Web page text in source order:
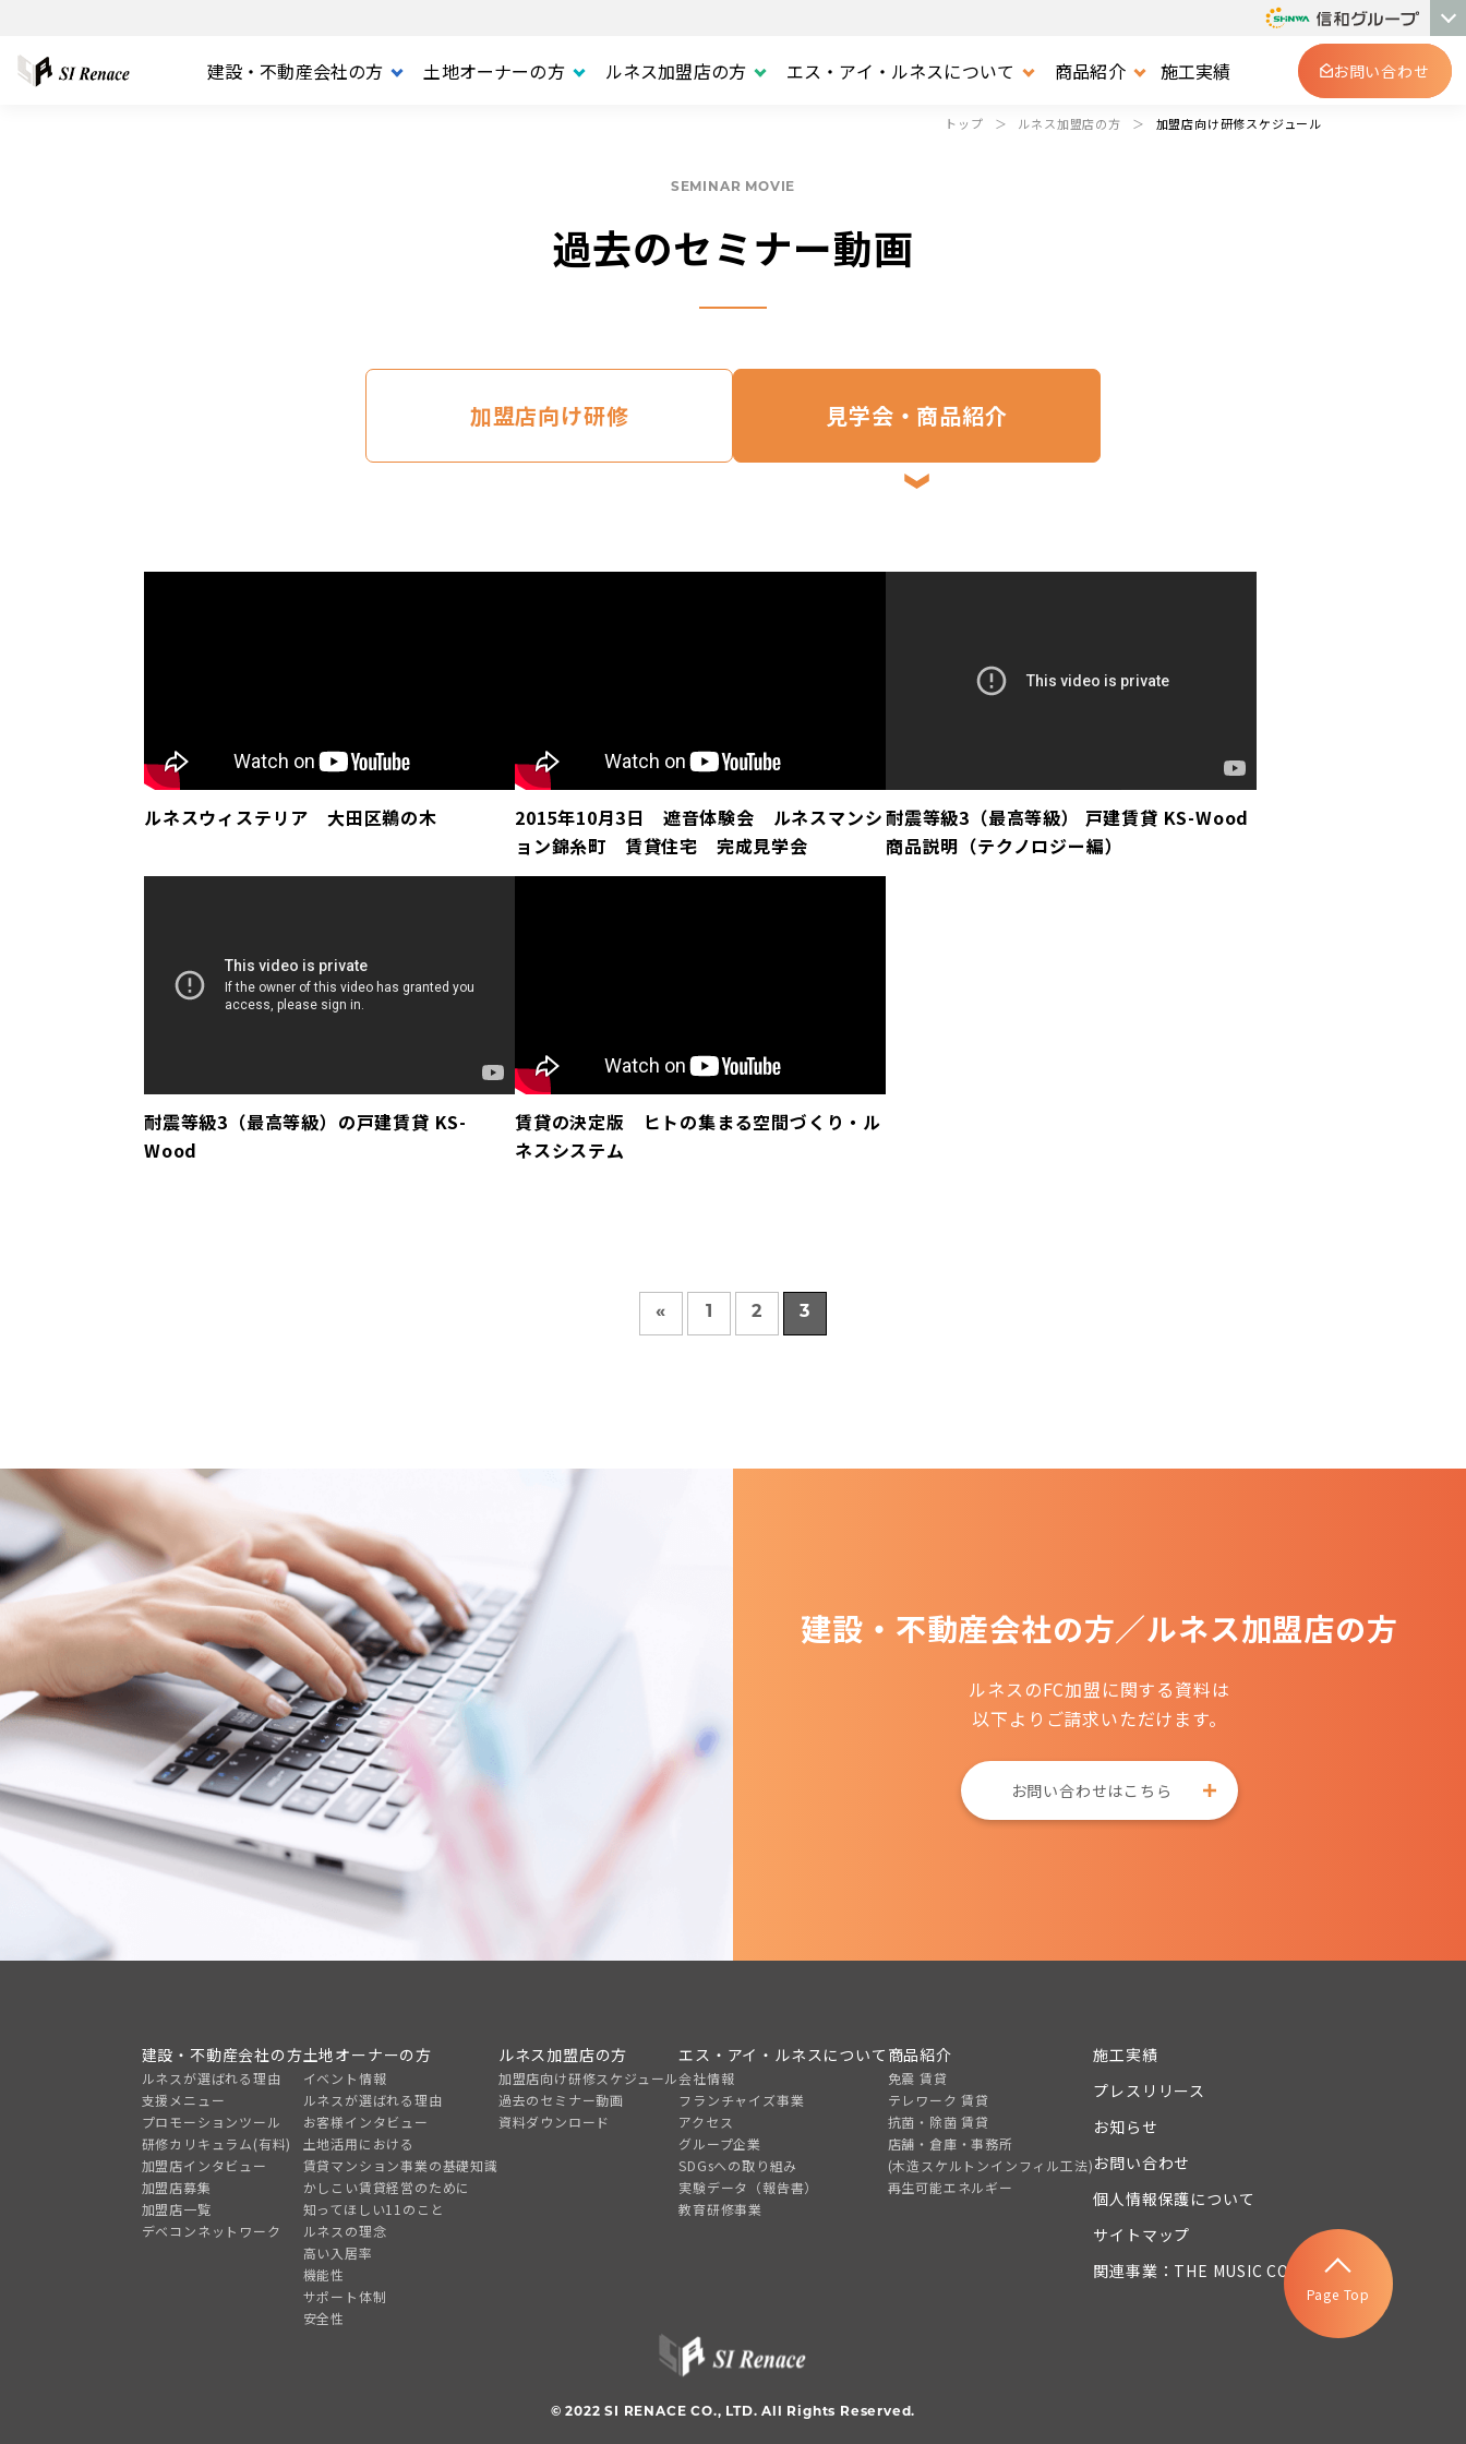
建設・不動産会社の方 土地オーナーの方 ルネス加盟店の方 エス・アイ・ルネスについて 商品紹介 施工実績 お問い合わせ
トップ ルネス加盟店の方 加盟店向け研修スケジュール
SEMINAR MOVIE
過去のセミナー動画
加盟店向け研修 見学会・商品紹介
ルネスウィステリア 大田区鵜の木
2015年10月3日 遮音体験会 ルネスマンシ
ョン錦糸町 賃貸住宅 完成見学会
耐震等級3（最高等級） 戸建賃貸 KS-Wood
商品説明（テクノロジー編）
耐震等級3（最高等級）の戸建賃貸 KS-
Wood
賃貸の決定版 ヒトの集まる空間づくり・ル
ネスシステム
« 2 3
Page Top
建設・不動産会社の方／ルネス加盟店の方
ルネスのFC加盟に関する資料は
以下よりご請求いただけます。
お問い合わせはこちら
建設・不動産会社の方
ルネスが選ばれる理由
支援メニュー
プロモーションツール
研修カリキュラム(有料)
加盟店インタビュー
加盟店募集
加盟店一覧
デベコンネットワーク
土地オーナーの方
イベント情報
ルネスが選ばれる理由
お客様インタビュー
土地活用における
賃貸マンション事業の基礎知識
かしこい賃貸経営のために
知ってほしい11のこと
ルネスの理念
高い入居率
機能性
サポート体制
安全性
ルネス加盟店の方
加盟店向け研修スケジュール
過去のセミナー動画
資料ダウンロード
エス・アイ・ルネスについて
会社情報
フランチャイズ事業
アクセス
グループ企業
SDGsへの取り組み
実験データ（報告書）
教育研修事業
商品紹介
免震 賃貸
テレワーク 賃貸
抗菌・除菌 賃貸
店舗・倉庫・事務所
(木造スケルトンインフィル工法)
再生可能エネルギー
施工実績
プレスリリース
お知らせ
お問い合わせ
個人情報保護について
サイトマップ
関連事業：THE MUSIC COURT
© 2022 SI RENACE CO., LTD. All Rights Reserved.